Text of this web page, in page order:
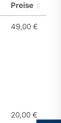
Preise
49,00 €
20,00 €